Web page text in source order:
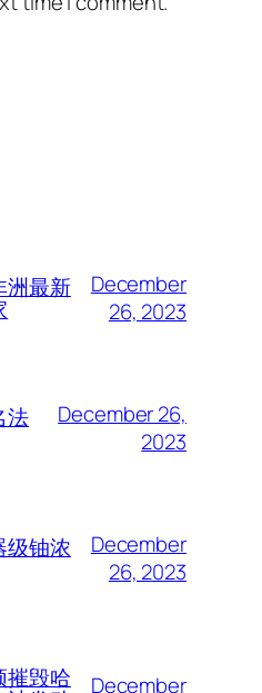
洲最新
December
26, 2023
法
December 26,
2023
级铀浓
December
26, 2023
摧毁哈
December